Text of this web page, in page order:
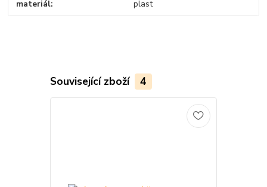
materiál plast
Související zboží 4